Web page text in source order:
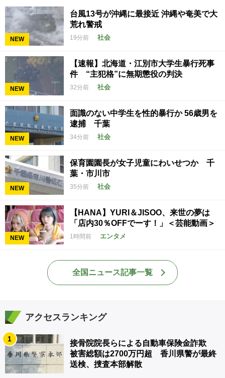
NEW
台風13号が沖縄に最接近 沖縄や奄美で大
荒れ警戒
19分前 社会
NEW
【速報】北海道・江別市大学生暴行死事
件 “主犯格”に無期懲役の判決
32分前 社会
NEW
面識のない中学生を性的暴行か 56歳男を
逮捕 千葉
34分前 社会
NEW
保育園園長が女子児童にわいせつか 千
葉・市川市
35分前 社会
NEW
【HANA】YURI＆JISOO、来世の夢は
「店内30％OFFでーす！」＜芸能動画＞
1時間前 エンタメ
全国ニュース記事一覧
アクセスランキング
1
接骨院院長らによる自動車保険金詐欺
被害総額は2700万円超 香川県警が最終
送検、捜査本部解散